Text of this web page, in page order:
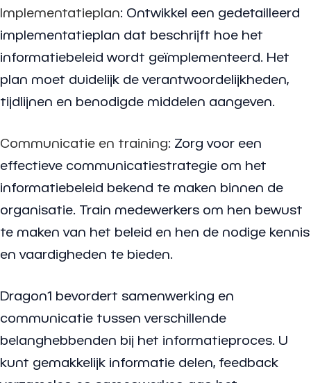
Implementatieplan: Ontwikkel een gedetailleerd
implementatieplan dat beschrijft hoe het
informatiebeleid wordt geïmplementeerd. Het
plan moet duidelijk de verantwoordelijkheden,
tijdlijnen en benodigde middelen aangeven.
Communicatie en training: Zorg voor een
effectieve communicatiestrategie om het
informatiebeleid bekend te maken binnen de
organisatie. Train medewerkers om hen bewust
te maken van het beleid en hen de nodige kennis
en vaardigheden te bieden.
Dragon1 bevordert samenwerking en
communicatie tussen verschillende
belanghebbenden bij het informatieproces. U
kunt gemakkelijk informatie delen, feedback